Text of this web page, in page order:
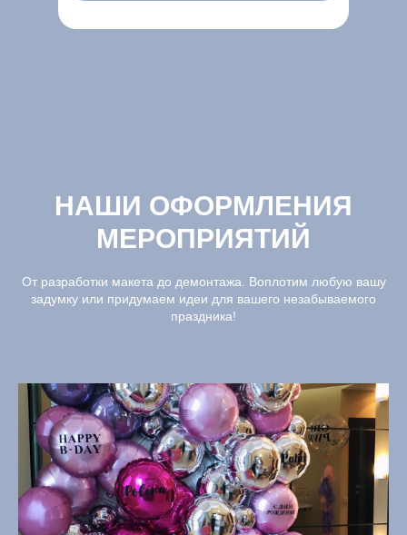
НАШИ ОФОРМЛЕНИЯ
МЕРОПРИЯТИЙ
От разработки макета до демонтажа. Воплотим любую вашу
задумку или придумаем идеи для вашего незабываемого
праздника!